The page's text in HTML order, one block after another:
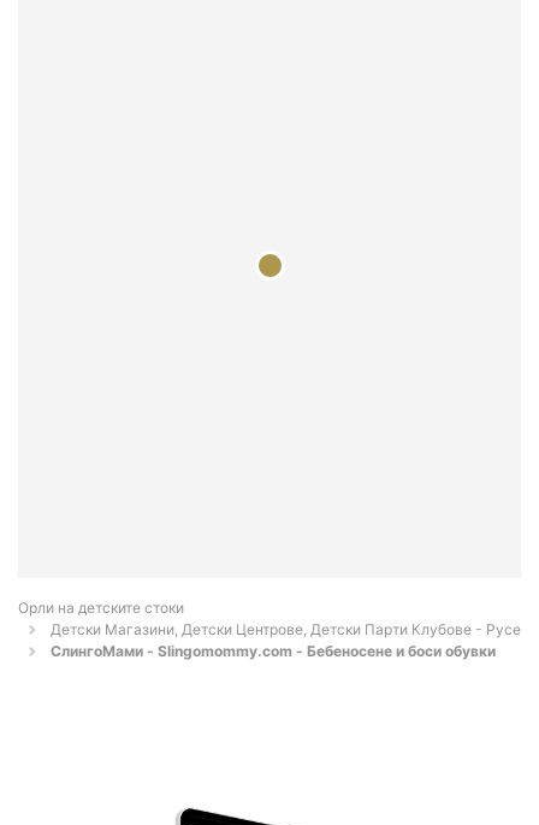
Орли на детските стоки
Детски Магазини, Детски Центрове, Детски Парти Клубове - Русе
СлингоМами - Slingomommy.com - Бебеносене и боси обувки